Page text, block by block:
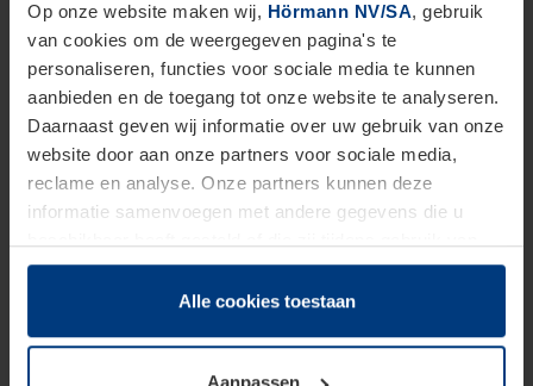
Op onze website maken wij, Hörmann NV/SA, gebruik
van cookies om de weergegeven pagina's te
personaliseren, functies voor sociale media te kunnen
aanbieden en de toegang tot onze website te analyseren.
Daarnaast geven wij informatie over uw gebruik van onze
website door aan onze partners voor sociale media,
reclame en analyse. Onze partners kunnen deze
informatie samenvoegen met andere gegevens die u
hun diensten hebben verzameld.
Juridisch hebben wij het recht om cookies op uw
van deze pagina's absoluut vereist is. Voor alle andere
Alle cookies toestaan